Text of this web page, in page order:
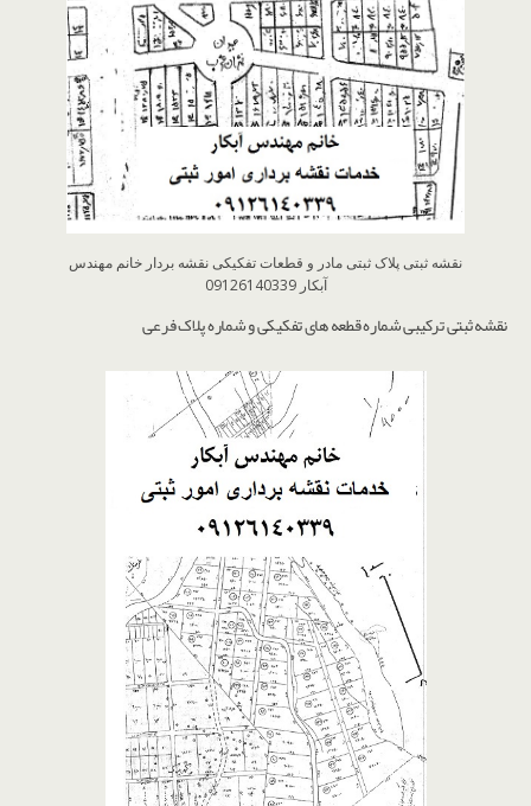
نقشه ثبتی پلاک ثبتی مادر و قطعات تفکیکی نقشه بردار خانم مهندس
آبکار 09126140339
نقشه ثبتی ترکیبی شماره قطعه های تفکیکی و شماره پلاک فرعی